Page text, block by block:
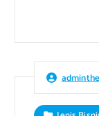
adminthe